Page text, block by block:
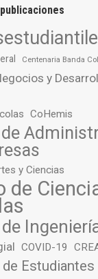
Centenaria Banda
y
CoHemis
y Ciencias
de
COVID-19
Estudiantes